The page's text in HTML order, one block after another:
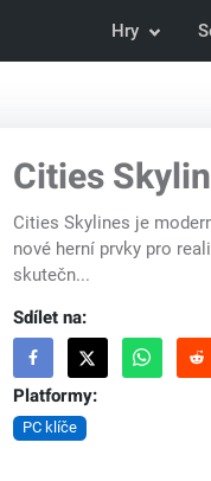
Hry
Cities
Cities Skylines je
nové herní prvky pro
skutečn...
Sdílet na:
Platformy:
PC klíče